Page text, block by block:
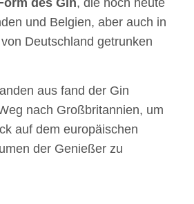
und Belgien, aber auch in
Deutschland getrunken
aus fand der Gin
nach Großbritannien, um
auf dem europäischen
der Genießer zu